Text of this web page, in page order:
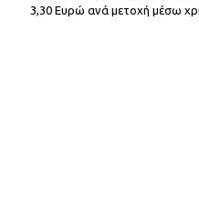
3,30 Ευρώ ανά μετοχή μέσω